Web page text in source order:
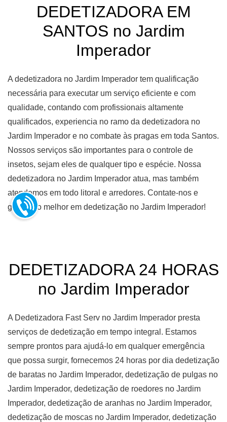
DEDETIZADORA EM
SANTOS no Jardim
Imperador
A dedetizadora no Jardim Imperador tem qualificação
necessária para executar um serviço eficiente e com
qualidade, contando com profissionais altamente
qualificados, experiencia no ramo da dedetizadora no
Jardim Imperador e no combate às pragas em toda Santos.
Nossos serviços são importantes para o controle de
insetos, sejam eles de qualquer tipo e espécie. Nossa
dedetizadora no Jardim Imperador atua, mas também
atendemos em todo litoral e arredores. Contate-nos e
garante o melhor em dedetização no Jardim Imperador!
DEDETIZADORA 24 HORAS
no Jardim Imperador
A Dedetizadora Fast Serv no Jardim Imperador presta
serviços de dedetização em tempo integral. Estamos
sempre prontos para ajudá-lo em qualquer emergência
que possa surgir, fornecemos 24 horas por dia dedetização
de baratas no Jardim Imperador, dedetização de pulgas no
Jardim Imperador, dedetização de roedores no Jardim
Imperador, dedetização de aranhas no Jardim Imperador,
dedetização de moscas no Jardim Imperador, dedetização